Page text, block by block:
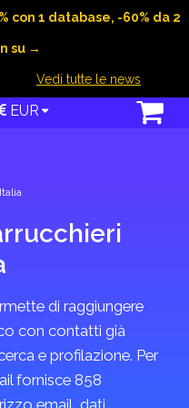
con 1 database, -60% da 2
su →
Vedi tutte le news
EUR
di raggiungere
con contatti già
e profilazione. Per
fornisce 858
email, dati